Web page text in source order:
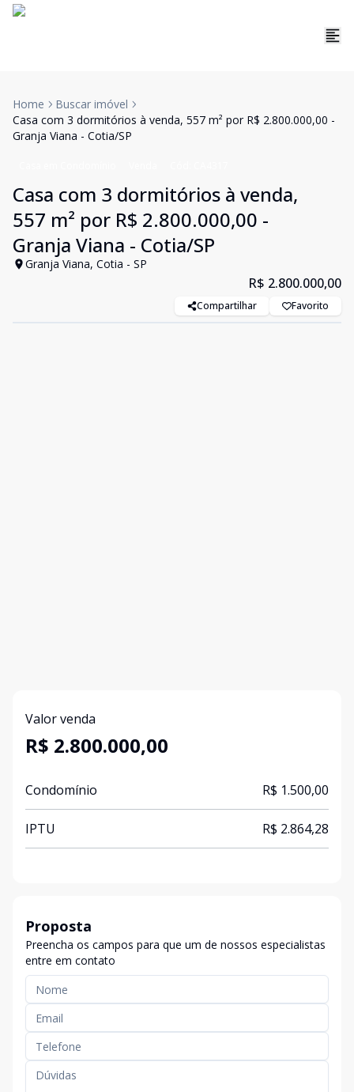
Home
Buscar imóvel
Casa com 3 dormitórios à venda, 557 m² por R$ 2.800.000,00 -
Granja Viana - Cotia/SP
Casa com 3 dormitórios à venda,
557 m² por R$ 2.800.000,00 -
Granja Viana - Cotia/SP
Granja Viana, Cotia - SP
R$ 2.800.000,00
Compartilhar Favorito
Valor venda
R$ 2.800.000,00
Condomínio R$ 1.500,00
IPTU R$ 2.864,28
Proposta
Preencha os campos para que um de nossos especialistas
entre em contato